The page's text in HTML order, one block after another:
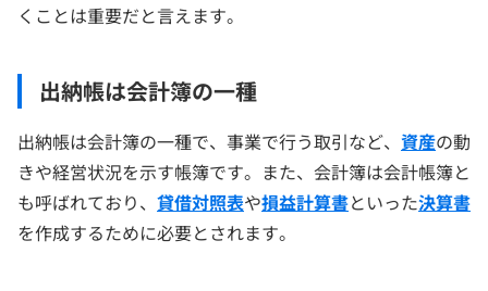
くことは重要だと言えます。
出納帳は会計簿の一種
出納帳は会計簿の一種で、事業で行う取引など、 資産の動
きや経営状況を示す帳簿です。また、会計簿は会計帳簿と
も呼ばれており、 貸借対照表や損益計算書といった決算書
を作成するために必要とされます。